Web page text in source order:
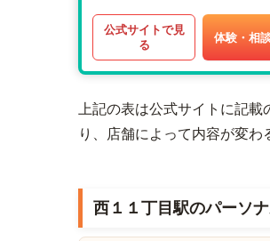
公式サイトで見
る
体験・相
上記の表は公式サイトに記
り、店舗によって内容が変わ
西１１丁目駅のパーソ